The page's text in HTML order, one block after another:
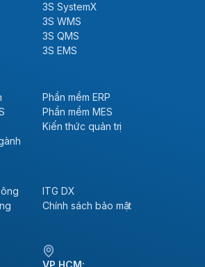
3S SystemX
3S WMS
3S QMS
3S EMS
Phần mềm ERP
Phần mềm MES
Kiến thức quản trị
ITG DX
Chính sách bảo mật